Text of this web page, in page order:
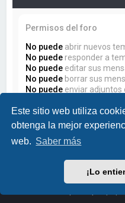
Este sitio web utiliza
obtenga la mejor
web. Saber más
¡Lo
Permisos del foro
No puede abrir nuevos
No puede responder a
No puede editar sus
No puede borrar sus
No puede enviar adjuntos
phpBB